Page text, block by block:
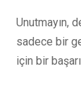
Unutmayın,
sadece bir
için bir